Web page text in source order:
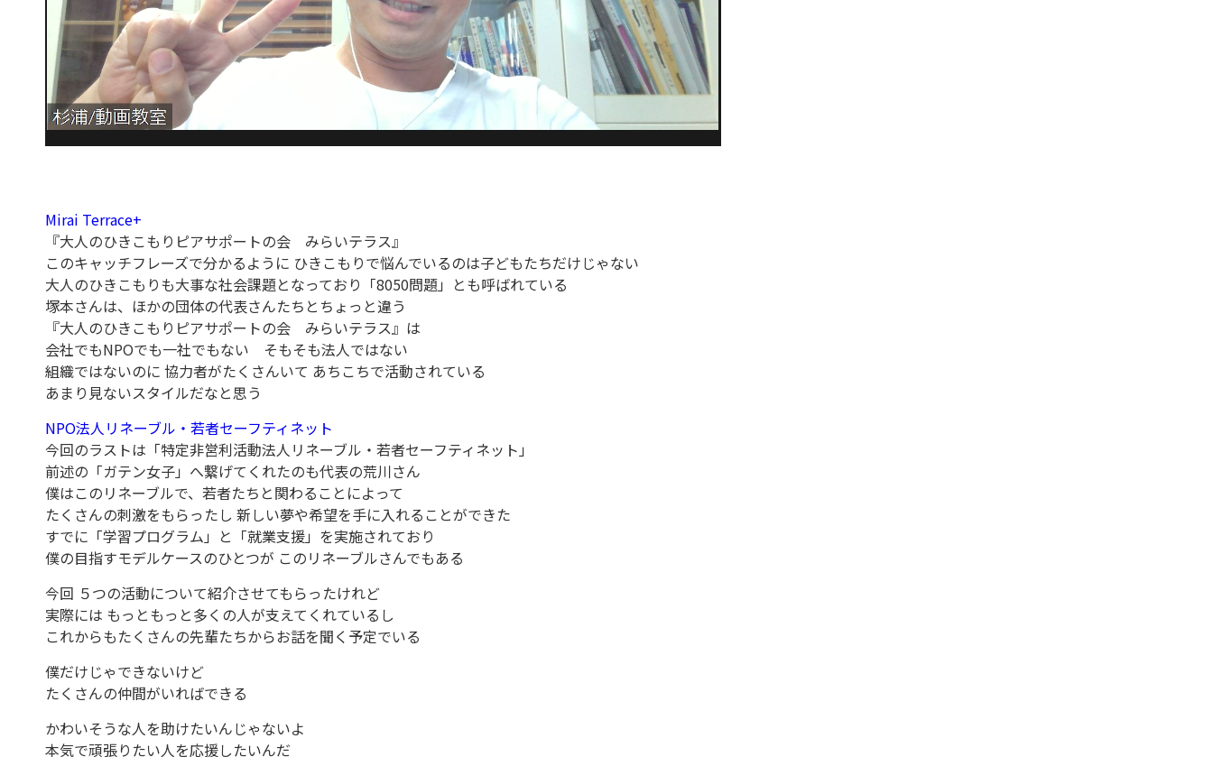
Mirai Terrace+
『大人のひきこもりピアサポートの会 みらいテラス』
このキャッチフレーズで分かるように ひきこもりで悩んでいるのは子どもたちだけじゃない
大人のひきこもりも大事な社会課題となっており「8050問題」とも呼ばれている
塚本さんは、ほかの団体の代表さんたちとちょっと違う
『大人のひきこもりピアサポートの会 みらいテラス』は
会社でもNPOでも一社でもない そもそも法人ではない
組織ではないのに 協力者がたくさんいて あちこちで活動されている
あまり見ないスタイルだなと思う
NPO法人リネーブル・若者セーフティネット
今回のラストは「特定非営利活動法人リネーブル・若者セーフティネット」
前述の「ガテン女子」へ繋げてくれたのも代表の荒川さん
僕はこのリネーブルで、若者たちと関わることによって
たくさんの刺激をもらったし 新しい夢や希望を手に入れることができた
すでに「学習プログラム」と「就業支援」を実施されており
僕の目指すモデルケースのひとつが このリネーブルさんでもある
今回 ５つの活動について紹介させてもらったけれど
実際には もっともっと多くの人が支えてくれているし
これからもたくさんの先輩たちからお話を聞く予定でいる
僕だけじゃできないけど
たくさんの仲間がいればできる
かわいそうな人を助けたいんじゃないよ
本気で頑張りたい人を応援したいんだ